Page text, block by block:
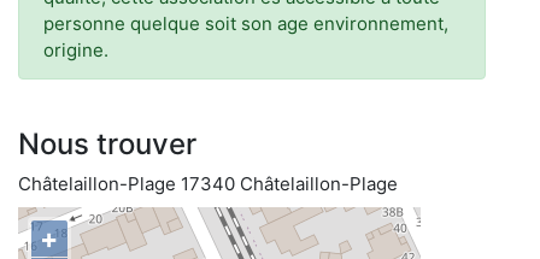
personne quelque soit son age environnement,
origine.
Nous trouver
Châtelaillon-Plage 17340 Châtelaillon-Plage
+